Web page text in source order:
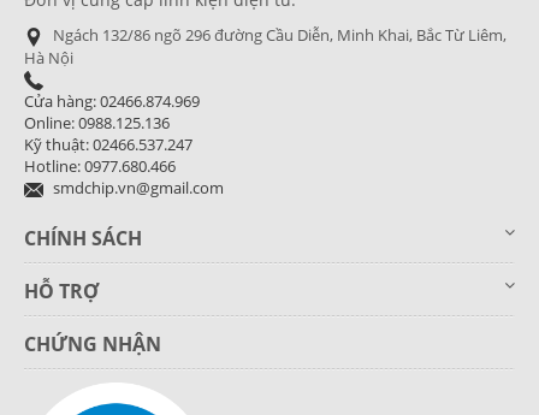
Ngách 132/86 ngõ 296 đường Cầu Diễn, Minh Khai, Bắc Từ Liêm,
Hà Nội
Cửa hàng: 02466.874.969
Online: 0988.125.136
Kỹ thuật: 02466.537.247
Hotline: 0977.680.466
smdchip.vn@gmail.com
CHÍNH SÁCH
HỖ TRỢ
CHỨNG NHẬN